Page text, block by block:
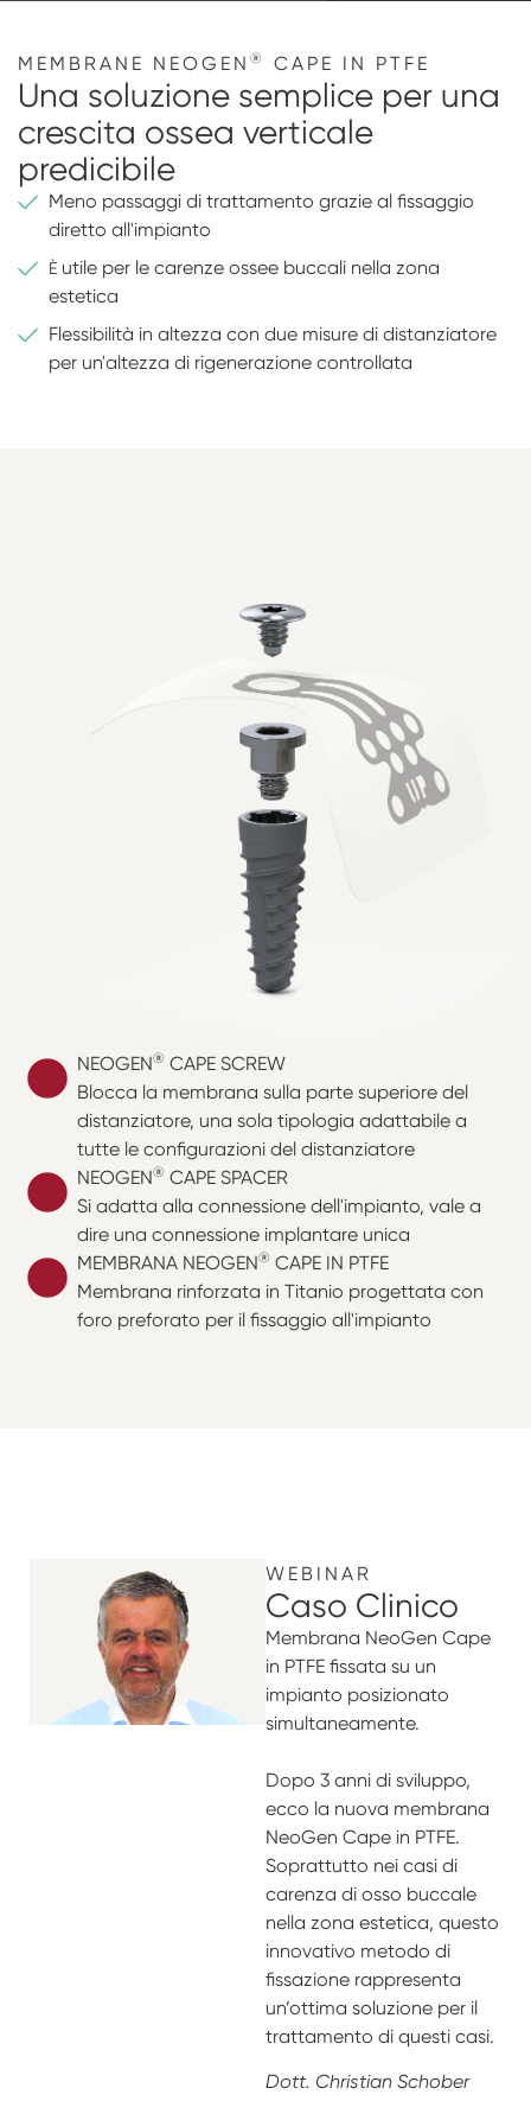
MEMBRANE NEOGEN ® CAPE IN PTFE
Una soluzione semplice per una
crescita ossea verticale
predicibile
Meno passaggi di trattamento grazie al fissaggio
diretto all'impianto
È utile per le carenze ossee buccali nella zona
estetica
Flessibilità in altezza con due misure di distanziatore
per un'altezza di rigenerazione controllata
NEOGEN® CAPE SCREW
Blocca la membrana sulla parte superiore del
distanziatore, una sola tipologia adattabile a
tutte le configurazioni del distanziatore
NEOGEN® CAPE SPACER
Si adatta alla connessione dell'impianto, vale a
dire una connessione implantare unica
MEMBRANA NEOGEN® CAPE IN PTFE
Membrana rinforzata in Titanio progettata con
foro preforato per il fissaggio all'impianto
WEBINAR
Caso Clinico
Membrana NeoGen Cape
in PTFE fissata su un
impianto posizionato
simultaneamente.
Dopo 3 anni di sviluppo,
ecco la nuova membrana
NeoGen Cape in PTFE.
Soprattutto nei casi di
carenza di osso buccale
nella zona estetica, questo
innovativo metodo di
fissazione rappresenta
un’ottima soluzione per il
trattamento di questi casi.
Dott. Christian Schober